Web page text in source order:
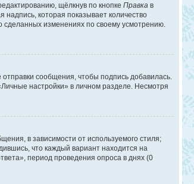
щёлкнув по кнопке Правка в
которая показывает количество
сделанных изменениях по своему усмотрению.
сообщения, чтобы подпись добавилась.
настройки» в личном разделе. Несмотря
в зависимости от используемого стиля;
что каждый вариант находится на
период проведения опроса в днях (0